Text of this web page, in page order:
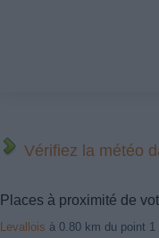
Vérifiez la météo
Places à proximité de
Levallois à 0.80 km du point 1